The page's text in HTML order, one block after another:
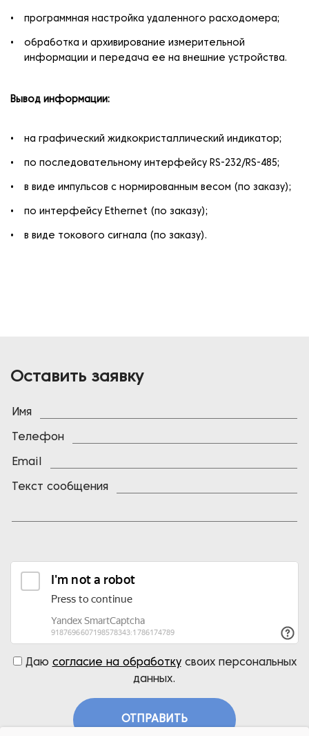
программная настройка удаленного расходомера;
обработка и архивирование измерительной
информации и передача ее на внешние устройства.
Вывод информации:
на графический жидкокристаллический индикатор;
по последовательному интерфейсу RS-232/RS-485;
в виде импульсов с нормированным весом (по заказу);
по интерфейсу Ethernet (по заказу);
в виде токового сигнала (по заказу).
Оставить заявку
Имя
Телефон
Email
Текст сообщения
Даю согласие на обработкусвоих персональных
данных.
ОТПРАВИТЬ